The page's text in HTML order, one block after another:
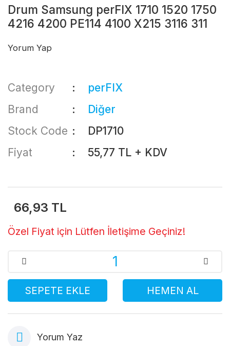
Drum Samsung perFIX 1710 1520 1750
4216 4200 PE114 4100 X215 3116 311
Yorum Yap
Category
perFIX
Brand
Diğer
Stock Code
DP1710
Fiyat
55,77 TL + KDV
66,93 TL
Özel Fiyat için Lütfen İletişime Geçiniz!
SEPETE EKLE HEMEN AL
Yorum Yaz